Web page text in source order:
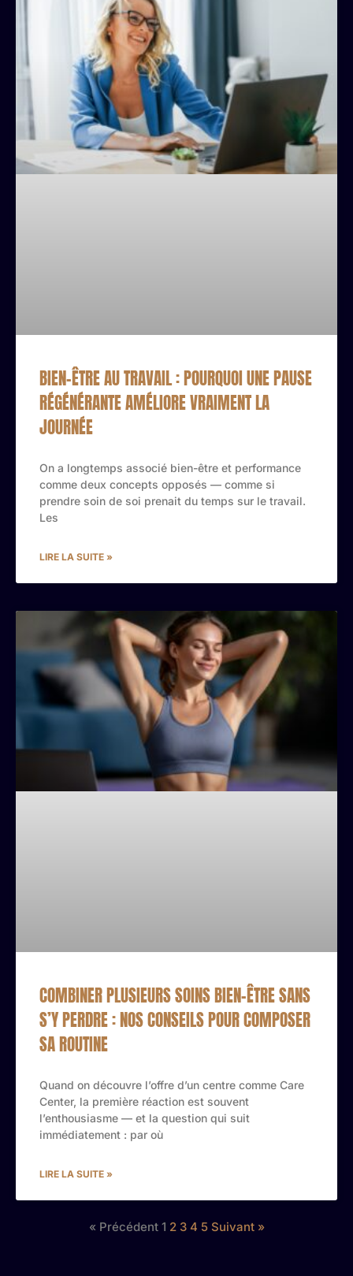
BIEN-ÊTRE AU TRAVAIL : POURQUOI UNE PAUSE
RÉGÉNÉRANTE AMÉLIORE VRAIMENT LA
JOURNÉE
On a longtemps associé bien-être et performance
comme deux concepts opposés — comme si
prendre soin de soi prenait du temps sur le travail.
Les
LIRE LA SUITE »
COMBINER PLUSIEURS SOINS BIEN-ÊTRE SANS
S’Y PERDRE : NOS CONSEILS POUR COMPOSER
SA ROUTINE
Quand on découvre l’offre d’un centre comme Care
Center, la première réaction est souvent
l’enthousiasme — et la question qui suit
immédiatement : par où
LIRE LA SUITE »
« Précédent 1 2 3 4 5 Suivant »